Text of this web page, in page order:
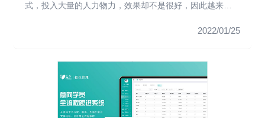
式，投入大量的人力物力，效果却不是很好，因此越来越
2022/01/25